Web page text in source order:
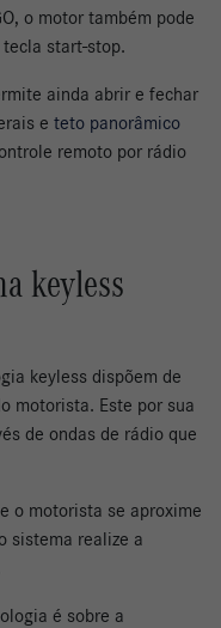
o motor também pode
start-stop.
ainda abrir e fechar
e teto panorâmico
remoto por rádio
keyless
keyless dispõem de
motorista. Este por sua
de ondas de rádio que
o motorista se aproxime
sistema realize a
é sobre a